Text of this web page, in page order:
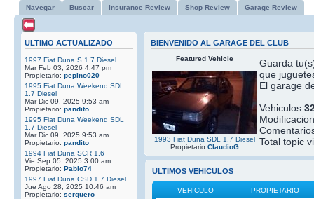
Navegar Buscar Insurance Review Shop Review Garage Review
ULTIMO ACTUALIZADO
1997 Fiat Duna S 1.7 Diesel
Mar Feb 03, 2026 4:47 pm
Propietario: pepino020
1995 Fiat Duna Weekend SDL
1.7 Diesel
Mar Dic 09, 2025 9:53 am
Propietario: pandito
1995 Fiat Duna Weekend SDL
1.7 Diesel
Mar Dic 09, 2025 9:53 am
Propietario: pandito
1994 Fiat Duna SCR 1.6
Vie Sep 05, 2025 3:00 am
Propietario: Pablo74
1997 Fiat Duna CSD 1.7 Diesel
Jue Ago 28, 2025 10:46 am
Propietario: serquero
BIENVENIDO AL GARAGE DEL CLUB
Featured Vehicle
1993 Fiat Duna SDL 1.7 Diesel
Propietario:ClaudioG
Guarda
que
El garage
Vehiculos:
Total topic
ULTIMOS VEHICULOS
VEHICULO PROPIETARIO